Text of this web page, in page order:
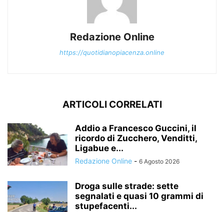
Redazione Online
https://quotidianopiacenza.online
ARTICOLI CORRELATI
Addio a Francesco Guccini, il
ricordo di Zucchero, Venditti,
Ligabue e...
Redazione Online - 6 Agosto 2026
Droga sulle strade: sette
segnalati e quasi 10 grammi di
stupefacenti...